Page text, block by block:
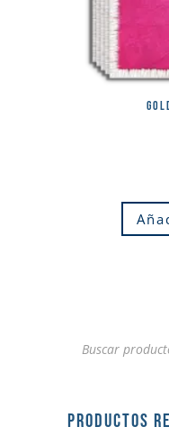
productos
PRODUCTOS